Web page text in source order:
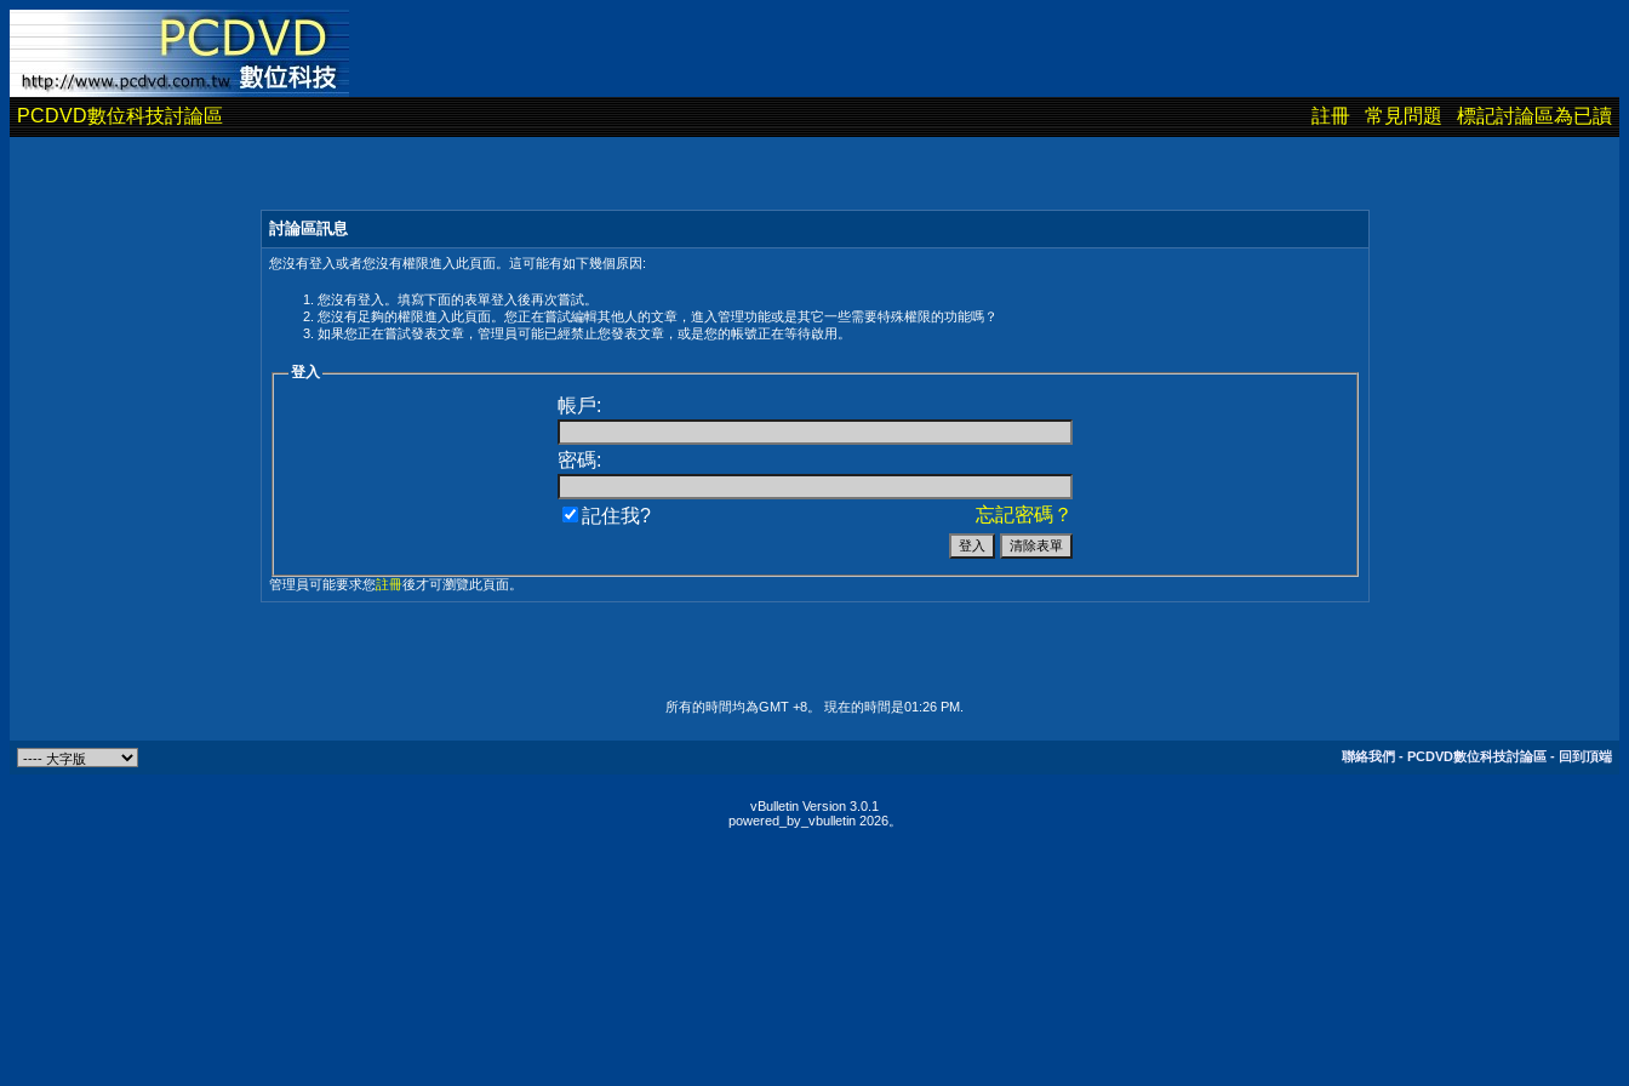
PCDVD數位科技討論區 註冊 常見問題 標記討論區為已讀
討論區訊息
您沒有登入或者您沒有權限進入此頁面。這可能有如下幾個原因:
您沒有登入。填寫下面的表單登入後再次嘗試。
您沒有足夠的權限進入此頁面。您正在嘗試編輯其他人的文章，進入管理功能或是其它一些需要特殊權限的功能嗎？
如果您正在嘗試發表文章，管理員可能已經禁止您發表文章，或是您的帳號正在等待啟用。
登入
帳戶:
密碼:
忘記密碼？
記住我?
管理員可能要求您註冊後才可瀏覽此頁面。
所有的時間均為GMT +8。 現在的時間是01:26 PM
聯絡我們 - PCDVD數位科技討論區 - 回到頂端
vBulletin Version 3.0.1
powered_by_vbulletin 2026。